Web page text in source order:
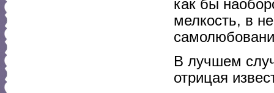
как бы
мелкость, в
В лучшем
отрицая